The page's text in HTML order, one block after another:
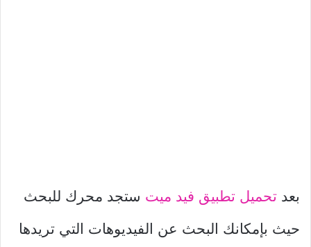
بعد تحميل تطبيق فيد ميت ستجد محرك للبحث
حيث بإمكانك البحث عن الفيديوهات التي تريدها